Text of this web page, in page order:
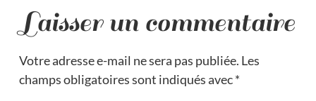
Laisser un commentaire
Votre adresse e-mail ne sera pas publiée. Les
champs obligatoires sont indiqués avec*